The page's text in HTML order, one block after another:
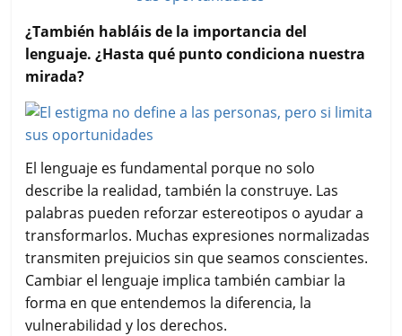
¿También habláis de la importancia del
lenguaje. ¿Hasta qué punto condiciona nuestra
mirada?
El lenguaje es fundamental porque no solo
describe la realidad, también la construye. Las
palabras pueden reforzar estereotipos o ayudar a
transformarlos. Muchas expresiones normalizadas
transmiten prejuicios sin que seamos conscientes.
Cambiar el lenguaje implica también cambiar la
forma en que entendemos la diferencia, la
vulnerabilidad y los derechos.